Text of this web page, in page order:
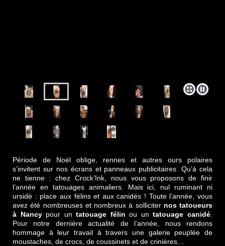
Période de Noël oblige, rennes et autres ours polaires
s’invitent sur nos écrans et panneaux publicitaires. Qu’à cela
ne tienne : chez Crock’Ink, nous vous proposons de finir
l’année en tatouages animaliers. Mais ici, nul ruminant ni
ursidé : place aux félins et aux canidés ! Toute l’année, vous
avez été nombreuses et nombreux à solliciter nos tatoueurs
à Nancypour untatouage félin ou untatouage canidé
Pour notre dernière actualité de l’année, nous rendons
hommage à leur travail à travers une galerie peuplée de
moustaches, de crocs, de coussinets et de crinières…